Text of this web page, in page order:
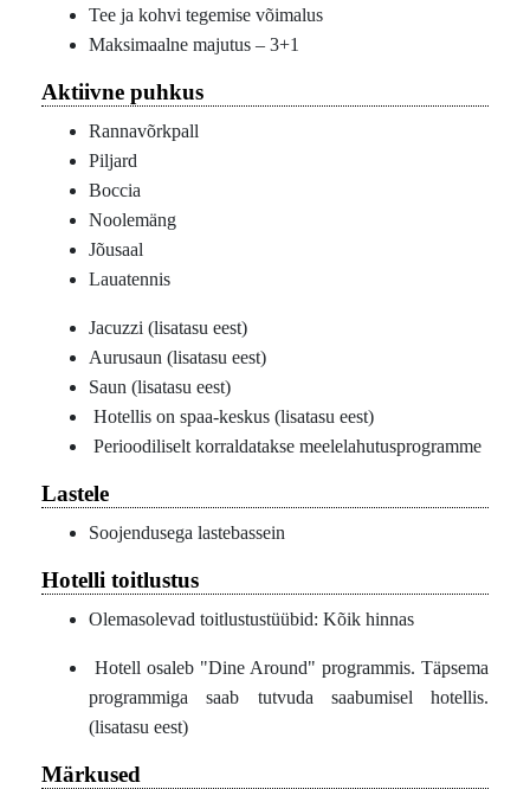
Tee ja kohvi tegemise võimalus
Maksimaalne majutus – 3+1
Aktiivne puhkus
Rannavõrkpall
Piljard
Boccia
Noolemäng
Jõusaal
Lauatennis
Jacuzzi (lisatasu eest)
Aurusaun (lisatasu eest)
Saun (lisatasu eest)
Hotellis on spaa-keskus (lisatasu eest)
Perioodiliselt korraldatakse meelelahutusprogramme
Lastele
Soojendusega lastebassein
Hotelli toitlustus
Olemasolevad toitlustustüübid: Kõik hinnas
Hotell osaleb "Dine Around" programmis. Täpsema
programmiga saab tutvuda saabumisel hotellis.
(lisatasu eest)
Märkused